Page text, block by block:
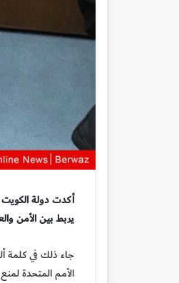
أكدت دولة الكويت
يربط بين الأمن
جاء ذلك في كلمة
الأمم المتحدة